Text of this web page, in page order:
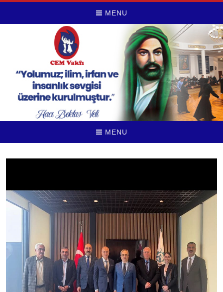
MENU
MENU